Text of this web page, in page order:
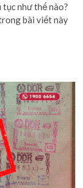
tục như thế nào?
bài viết này